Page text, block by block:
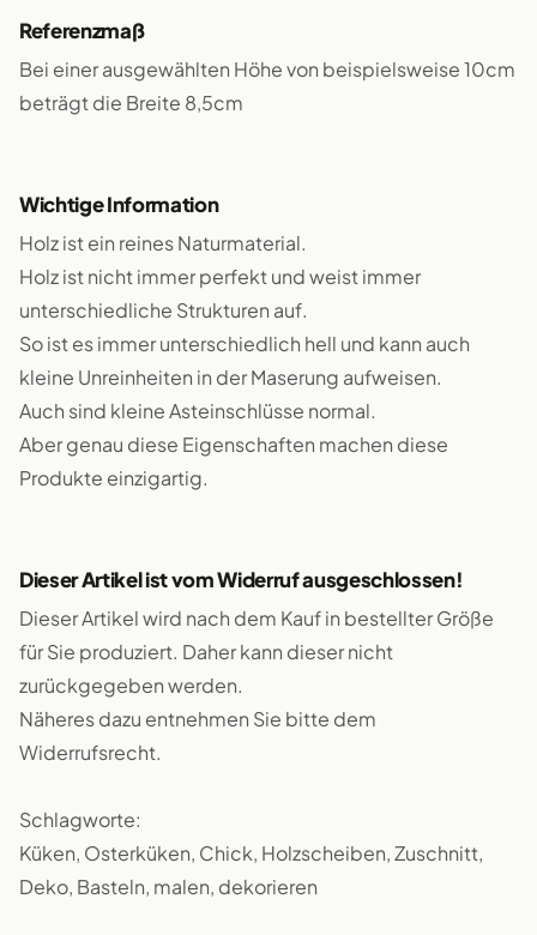
Referenzmaß
Bei einer ausgewählten Höhe von beispielsweise 10cm
beträgt die Breite 8,5cm
Wichtige Information
Holz ist ein reines Naturmaterial.
Holz ist nicht immer perfekt und weist immer
unterschiedliche Strukturen auf.
So ist es immer unterschiedlich hell und kann auch
kleine Unreinheiten in der Maserung aufweisen.
Auch sind kleine Asteinschlüsse normal.
Aber genau diese Eigenschaften machen diese
Produkte einzigartig.
Dieser Artikel ist vom Widerruf ausgeschlossen!
Dieser Artikel wird nach dem Kauf in bestellter Größe
für Sie produziert. Daher kann dieser nicht
zurückgegeben werden.
Näheres dazu entnehmen Sie bitte dem
Widerrufsrecht.
Schlagworte:
Küken, Osterküken, Chick, Holzscheiben, Zuschnitt,
Deko, Basteln, malen, dekorieren